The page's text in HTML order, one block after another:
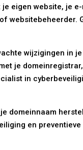
eigen website, je
websitebeheerder.
wijzigingen in
je
in
domeinnaam
en